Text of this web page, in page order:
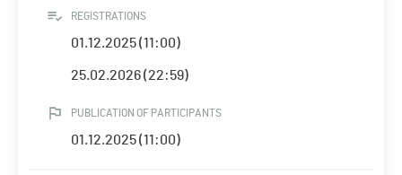
REGISTRATIONS
01.12.2025 (11:00)
25.02.2026 (22:59)
PUBLICATION OF PARTICIPANTS
01.12.2025 (11:00)